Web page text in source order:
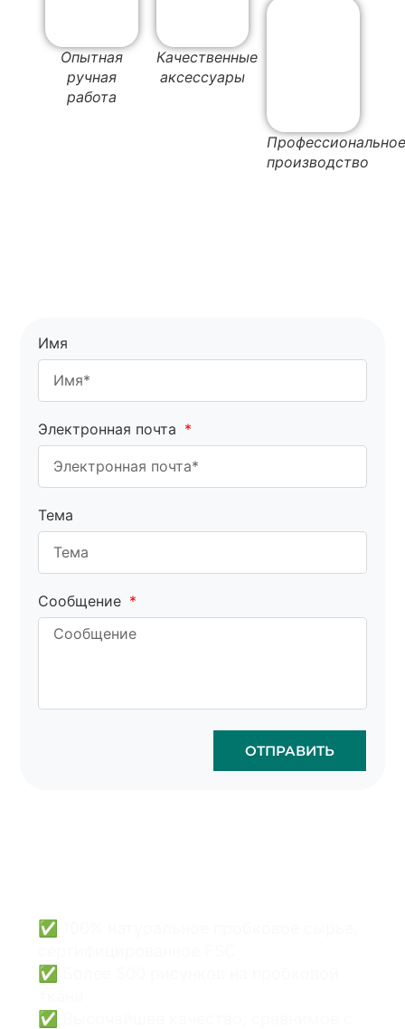
Опытная
ручная
работа
Качественные
аксессуары
производство
Имя
Электронная почта
Тема
Сообщение
ОТПРАВИТЬ
✅ 100% натуральное пробковое сырье,
✅ Более 500 рисунков на пробковой
✅ Высочайшее качество, сравнимое с